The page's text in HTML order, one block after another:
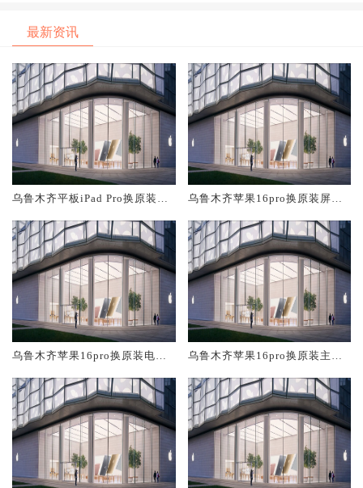
最新资讯
乌鲁木齐平板iPad Pro换原装屏
乌鲁木齐苹果16pro换原装屏幕
乌鲁木齐苹果16pro换原装电池
乌鲁木齐苹果16pro换原装主板